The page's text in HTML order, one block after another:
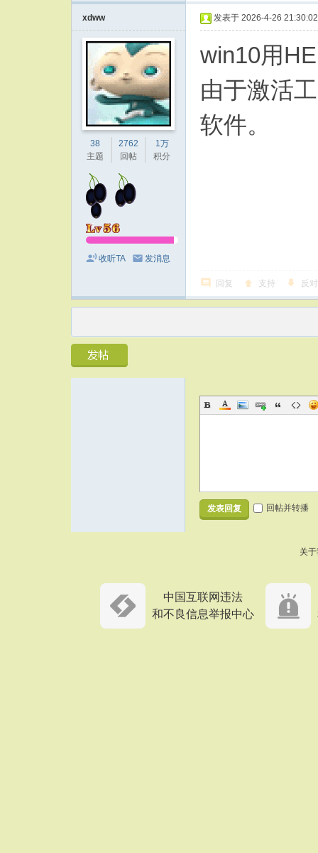
xdww
38
主题
2762
回帖
1万
积分
收听TA 发消息
发表于 2026-4-26 21:30:02
win10用
由于激活
软件。
回复 支持 反对
发表回复 回帖并转播
关
中国互联网违法
和不良信息举报中心